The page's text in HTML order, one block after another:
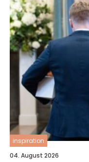
inspiration
04. August 2026